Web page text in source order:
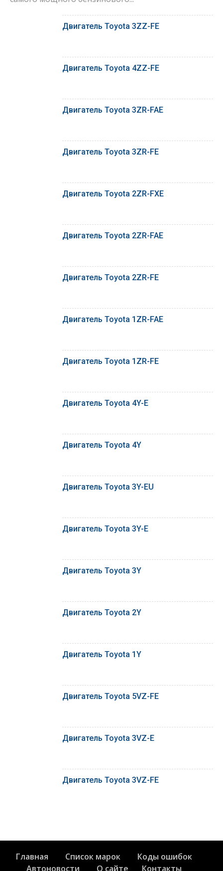
Двигатель Toyota 3ZZ-FE
Двигатель Toyota 4ZZ-FE
Двигатель Toyota 3ZR-FAE
Двигатель Toyota 3ZR-FE
Двигатель Toyota 2ZR-FXE
Двигатель Toyota 2ZR-FAE
Двигатель Toyota 2ZR-FE
Двигатель Toyota 1ZR-FAE
Двигатель Toyota 1ZR-FE
Двигатель Toyota 4Y-E
Двигатель Toyota 4Y
Двигатель Toyota 3Y-EU
Двигатель Toyota 3Y-E
Двигатель Toyota 3Y
Двигатель Toyota 2Y
Двигатель Toyota 1Y
Двигатель Toyota 5VZ-FE
Двигатель Toyota 3VZ-E
Двигатель Toyota 3VZ-FE
Главная Список марок
Коды ошибок
Автоновости
О сайте Контакты